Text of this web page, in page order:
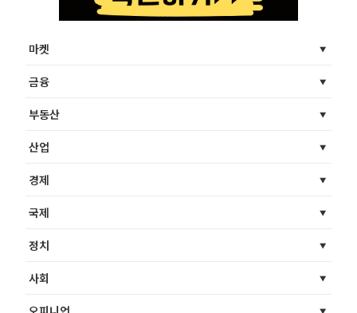
마켓
금융
부동산
산업
경제
국제
정치
사회